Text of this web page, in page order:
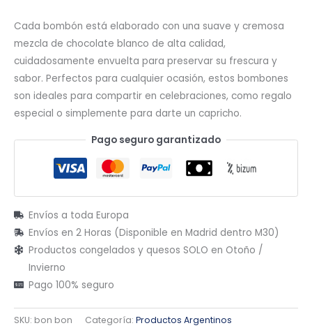
Cada bombón está elaborado con una suave y cremosa
mezcla de chocolate blanco de alta calidad,
cuidadosamente envuelta para preservar su frescura y
sabor. Perfectos para cualquier ocasión, estos bombones
son ideales para compartir en celebraciones, como regalo
especial o simplemente para darte un capricho.
Pago seguro garantizado
Envíos a toda Europa
Envíos en 2 Horas (Disponible en Madrid dentro M30)
Productos congelados y quesos SOLO en Otoño /
Invierno
Pago 100% seguro
SKU: bon bon Categoría: Productos Argentinos